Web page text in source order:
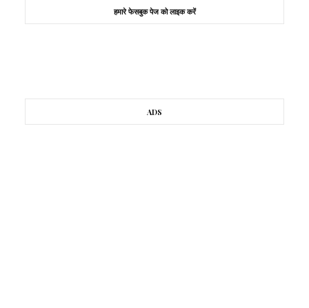
हमारे फेसबुक पेज को लाइक करें
ADS